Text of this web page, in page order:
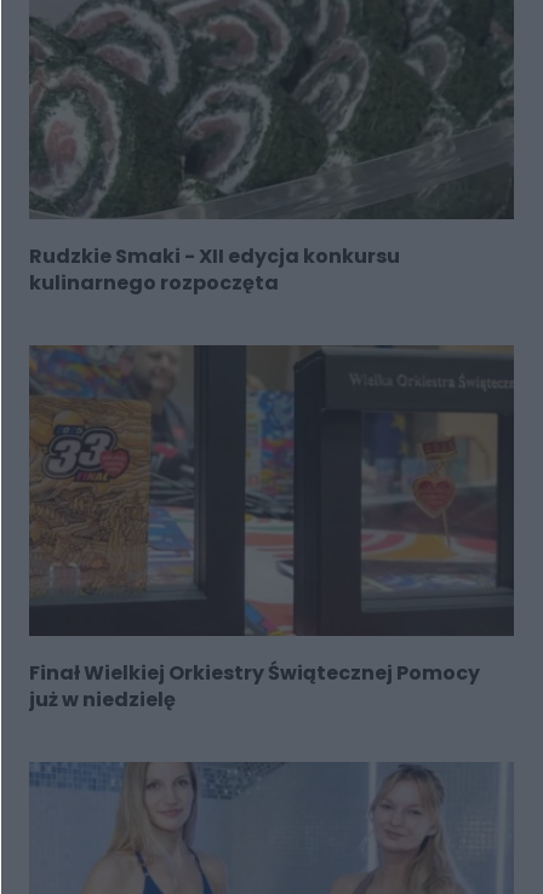
Rudzkie Smaki - XII edycja konkursu
kulinarnego rozpoczęta
Finał Wielkiej Orkiestry Świątecznej Pomocy
już w niedzielę